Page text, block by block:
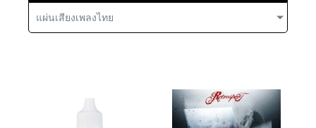
แผ่นเสียงเพลงไทย